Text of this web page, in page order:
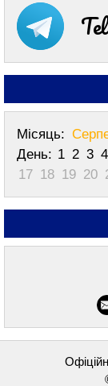
Місяць:
День: 1 2 3 4
17 18 19 20